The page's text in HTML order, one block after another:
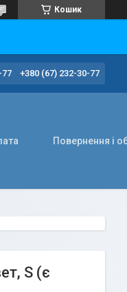
Кошик
77 +380 (67) 232-30-77
Повернення і
S (є